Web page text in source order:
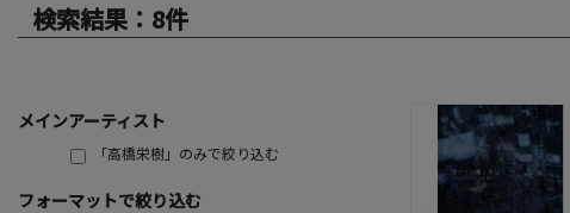
検索結果：8件
メインアーティスト
「高橋栄樹」のみで絞り込む
フォーマットで絞り込む